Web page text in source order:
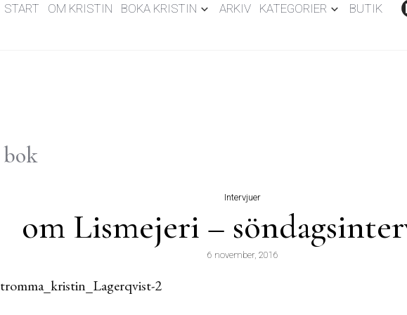
START OM KRISTIN BOKA KRISTIN ARKIV KATEGORIER BUTIK
bok
Intervjuer
om Lismejeri –
6 november, 2016